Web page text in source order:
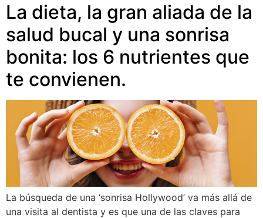
La dieta, la gran aliada de la
salud bucal y una sonrisa
bonita: los 6 nutrientes que
te convienen.
La búsqueda de una ‘sonrisa Hollywood’ va más allá de
una visita al dentista y es que una de las claves para